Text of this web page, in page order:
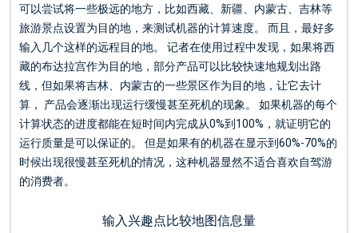
可以尝试将一些极远的地方，比如西藏、新疆、内蒙古、吉林等
旅游景点设置为目的地，来测试机器的计算速度。 而且，最好多
输入几个这样的远程目的地。 记者在使用过程中发现，如果将西
藏的布达拉宫作为目的地，部分产品可以比较快速地规划出路
线，但如果将吉林、内蒙古的一些景区作为目的地，让它去计
算， 产品会逐渐出现运行缓慢甚至死机的现象。 如果机器的每个
计算状态的进度都能在短时间内完成从0%到100%，就证明它的
运行质量是可以保证的。 但是如果有的机器在显示到60%-70%的
时候出现很慢甚至死机的情况，这种机器显然不适合喜欢自驾游
的消费者。
输入兴趣点比较地图信息量